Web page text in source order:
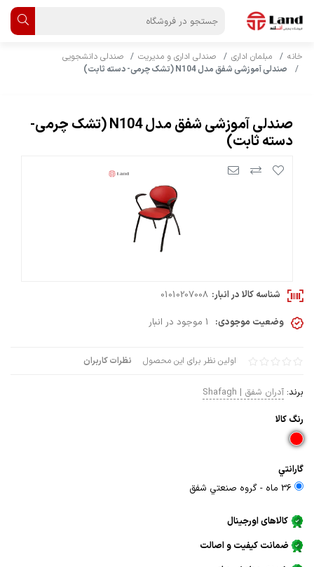
خانه مبلمان اداری صندلی اداری و مدیریت
صندلی دانشجویی
صندلی آموزشی شفق مدل N104 (تشک چرمی- دسته ثابت)
صندلی آموزشی شفق مدل N104 (تشک چرمی-
دسته ثابت)
اولین نظر برای این محصول نظرات کاربران
برند: آدران شفق | Shafagh
رنگ كالا
گارانتي
36 ماه - گروه صنعتي شفق
کالاهای اورجینال
ضمانت کیفیت و اصالت
شناسه کالا در انبار: 01010207008
وضعیت موجودی: 1 موجود در انبار